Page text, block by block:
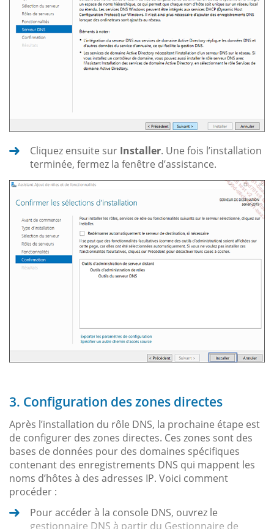
Cliquez ensuite sur Installer. Une fois l’installation
terminée, fermez la fenêtre d’assistance.
3. Configuration des zones directes
Après l’installation du rôle DNS, la prochaine étape est
de configurer des zones directes. Ces zones sont des
bases de données pour des domaines spécifiques
contenant des enregistrements DNS qui mappent les
noms d’hôtes à des adresses IP. Voici comment
procéder :
Pour accéder à la console DNS, ouvrez le
gestionnaire DNS à partir du Gestionnaire de